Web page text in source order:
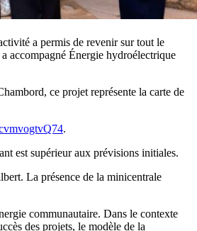
a permis de revenir sur tout le
accompagné Énergie hydroélectrique
ce projet représente la carte de
.
est supérieur aux prévisions initiales.
La présence de la minicentrale
communautaire. Dans le contexte
des projets, le modèle de la